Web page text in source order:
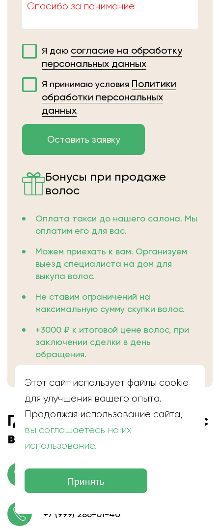
Спасибо за понимание
Я даю согласие на обработку
персональных данных
Я принимаю условия Политики
обработки персональных
данных
Бонусы при продаже
волос
Оплата такси до нашего салона. Мы
оплатим его для вас.
Можем приехать к вам. Организуем
выезд специалиста на дом для
выкупа волос.
Не ставим ограничений на
максимальную сумму скупки волос.
+3000 ₽ к итоговой цене волос, при
заключении сделки в день
обращения.
Где находится скупка волос
в Моздоке
+7 (999) 286-01-40
Этот сайт использует файлы cookie
для улучшения вашего опыта.
Продолжая использование сайта,
вы соглашаетесь на их
использование.
Принять